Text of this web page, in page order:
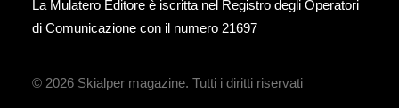
La Mulatero Editore è iscritta nel Registro degli Operatori
di Comunicazione con il numero 21697
© 2026 Skialper magazine. Tutti i diritti riservati